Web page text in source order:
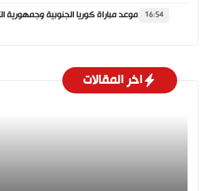
16:54
اخر المقالات